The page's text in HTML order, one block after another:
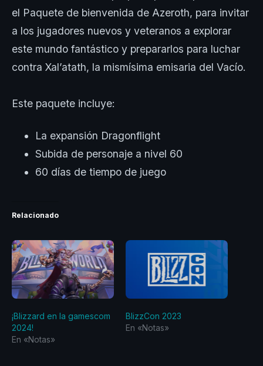
el Paquete de bienvenida de Azeroth, para invitar
a los jugadores nuevos y veteranos a explorar
este mundo fantástico y prepararlos para luchar
contra Xal’atath, la mismísima emisaria del Vacío.
Este paquete incluye:
La expansión Dragonflight
Subida de personaje a nivel 60
60 días de tiempo de juego
Relacionado
¡Blizzard en la gamescom
2024!
En «Notas»
BlizzCon 2023
En «Notas»